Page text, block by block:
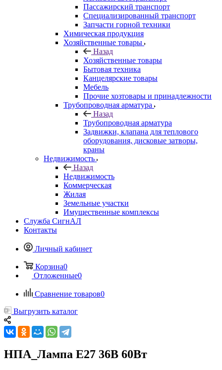
Пассажирский транспорт
Специализированный транспорт
Запчасти горной техники
Химическая продукция
Хозяйственные товары
Назад
Хозяйственные товары
Бытовая техника
Канцелярские товары
Мебель
Прочие хозтовары и принадлежности
Трубопроводная арматура
Назад
Трубопроводная арматура
Задвижки, клапана для теплового
оборудования, дисковые затворы,
краны
Недвижимость
Назад
Недвижимость
Коммерческая
Жилая
Земельные участки
Имущественные комплексы
Служба СигнАЛ
Контакты
Личный кабинет
Корзина0
Отложенные0
Сравнение товаров0
Выгрузить каталог
НПА_Лампа Е27 36В 60Вт